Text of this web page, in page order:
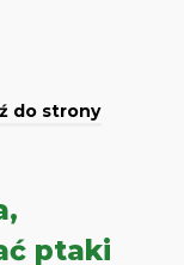
do strony
ptaki